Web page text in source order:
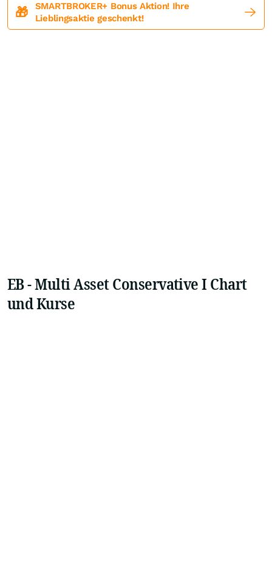
🎁
SMARTBROKER+ Bonus Aktion! Ihre
Lieblingsaktie geschenkt!
EB - Multi Asset Conservative I Chart
und Kurse